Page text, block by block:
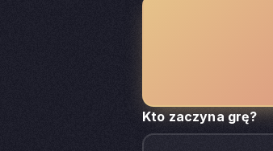
Kto zaczyna grę?